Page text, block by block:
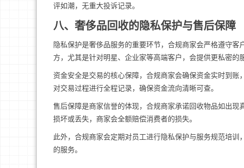
评如潮，无重大投诉记录。
八、奢侈品回收的隐私保护与售后保障
隐私保护是奢侈品服务的重要环节，合规商家会严格遵守
方，尤其是针对明星、企业家等高端客户，会提供更私密的
资金安全是交易的核心保障，合规商家会确保资金实时到
对交易过程进行全程记录，确保资金流向清晰可查。
售后保障是商家信誉的体现，合规商家承诺回收物品如出
损坏或丢失，商家会全额赔偿消费者的损失。
此外，合规商家会定期对员工进行隐私保护与服务规范培
的服务。